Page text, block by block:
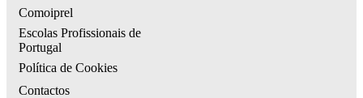
Comoiprel
Escolas Profissionais de
Portugal
Política de Cookies
Contactos